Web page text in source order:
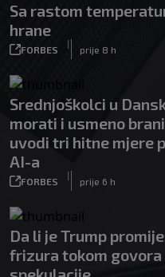
Sa rastom
hrane
FORBES
|
prije 8 h
Srednjoškolci u
morati i usmeno
uvodi tri hitne mjere
AI-a
FORBES
|
prije 6 h
Da li je Trump
frizura tokom govora